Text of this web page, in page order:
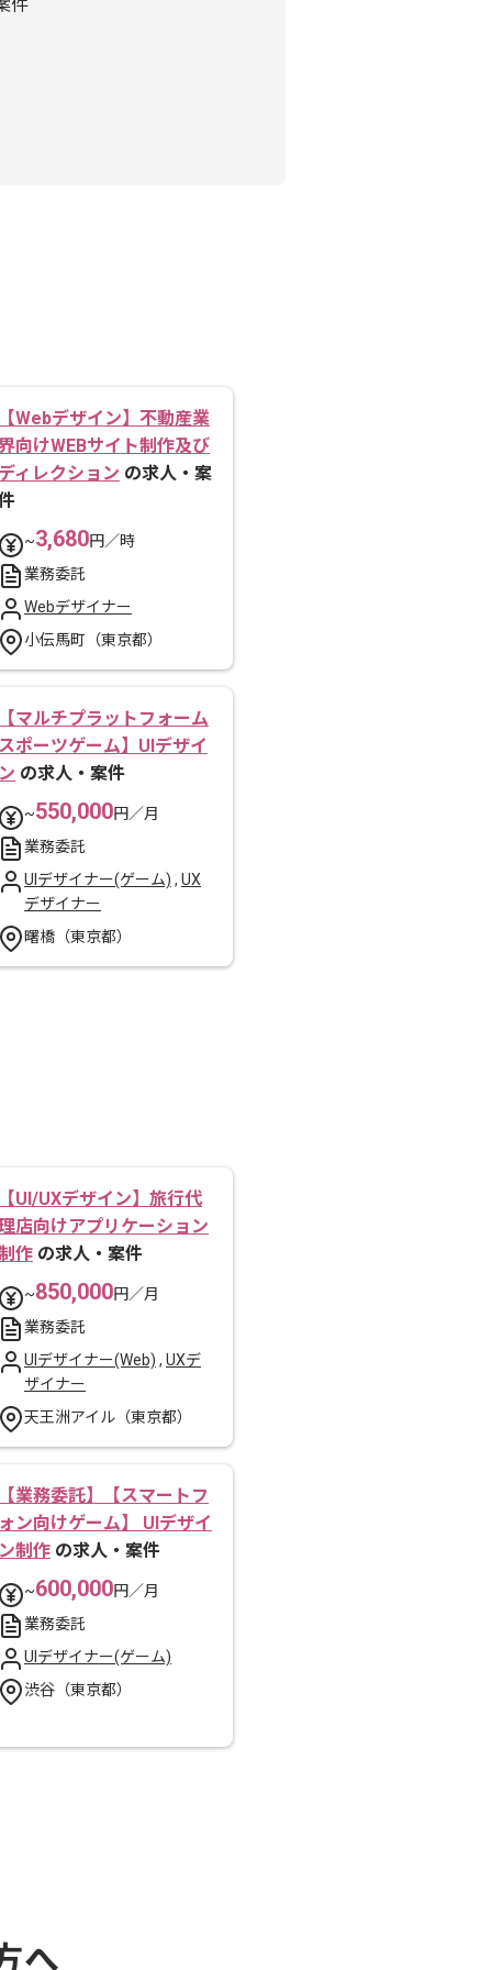
件
Webデザイン】不動産業
向けWEBサイト制作及び
ィレクション の求人・案
~3,680円／時
業務委託
Webデザイナー
小伝馬町（東京都）
マルチプラットフォーム
ポーツゲーム】UIデザイ
の求人・案件
~550,000円／月
業務委託
UIデザイナー(ゲーム) , UX
デザイナー
曙橋（東京都）
UI/UXデザイン】旅行代
店向けアプリケーション
作 の求人・案件
~850,000円／月
業務委託
UIデザイナー(Web) , UXデ
ザイナー
天王洲アイル（東京都）
業務委託】【スマートフ
ン向けゲーム】 UIデザイ
制作 の求人・案件
~600,000円／月
業務委託
UIデザイナー(ゲーム)
渋谷（東京都）
へ